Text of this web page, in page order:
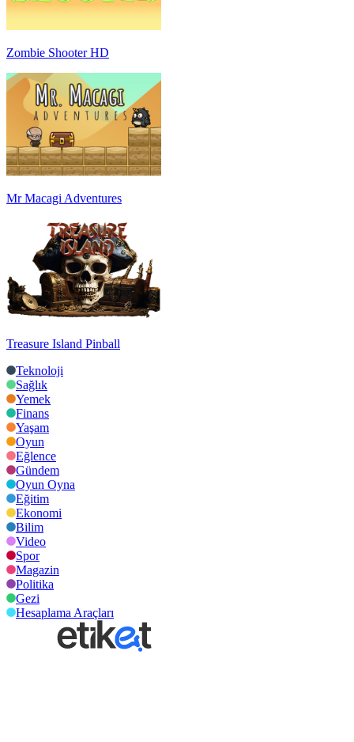
Zombie Shooter HD
Mr Macagi Adventures
Treasure Island Pinball
Teknoloji
Sağlık
Yemek
Finans
Yaşam
Oyun
Eğlence
Gündem
Oyun Oyna
Eğitim
Ekonomi
Bilim
Video
Spor
Magazin
Politika
Gezi
Hesaplama Araçları